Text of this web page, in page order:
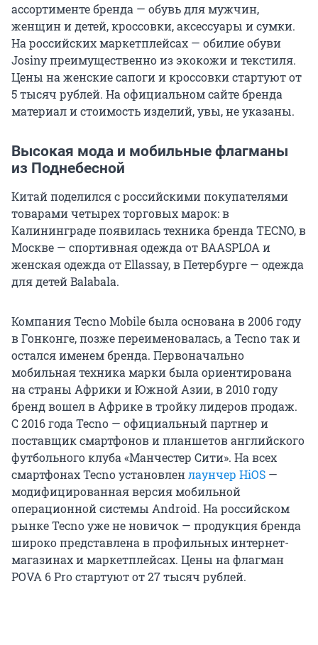
ассортименте бренда — обувь для мужчин,
женщин и детей, кроссовки, аксессуары и сумки.
На российских маркетплейсах — обилие обуви
Josiny преимущественно из экокожи и текстиля.
Цены на женские сапоги и кроссовки стартуют от
5 тысяч рублей. На официальном сайте бренда
материал и стоимость изделий, увы, не указаны.
Высокая мода и мобильные флагманы
из Поднебесной
Китай поделился с российскими покупателями
товарами четырех торговых марок: в
Калининграде появилась техника бренда TECNO, в
Москве — спортивная одежда от BAASPLOA и
женская одежда от Ellassay, в Петербурге — одежда
для детей Balabala.
Компания Tecno Mobile была основана в 2006 году
в Гонконге, позже переименовалась, а Tecno так и
остался именем бренда. Первоначально
мобильная техника марки была ориентирована
на страны Африки и Южной Азии, в 2010 году
бренд вошел в Африке в тройку лидеров продаж.
С 2016 года Tecno — официальный партнер и
поставщик смартфонов и планшетов английского
футбольного клуба «Манчестер Сити». На всех
смартфонах Tecno установленлаунчер HiOS —
модифицированная версия мобильной
операционной системы Android. На российском
рынке Tecno уже не новичок — продукция бренда
широко представлена в профильных интернет-
магазинах и маркетплейсах. Цены на флагман
POVA 6 Pro стартуют от 27 тысяч рублей.